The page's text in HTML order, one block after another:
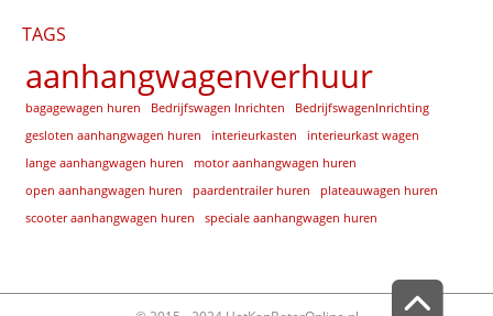
opens
in
window
in
window
TAGS
aanhangwagenverhuur
bagagewagen huren Bedrijfswagen Inrichten
BedrijfswagenInrichting
gesloten aanhangwagen huren
interieurkasten
interieurkast wagen
lange aanhangwagen huren
motor aanhangwagen huren
open aanhangwagen huren
paardentrailer huren
plateauwagen huren
scooter aanhangwagen huren
speciale aanhangwagen huren